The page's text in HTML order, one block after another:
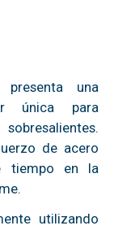
presenta una
única para
de acero
tiempo en la
utilizando